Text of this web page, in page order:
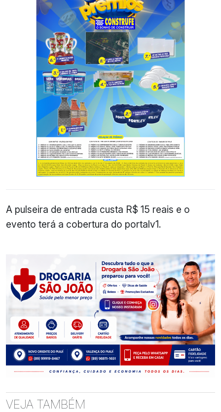
A pulseira de entrada custa R$ 15 reais e o
evento terá a cobertura do portalv1.
VEJA TAMBÉM